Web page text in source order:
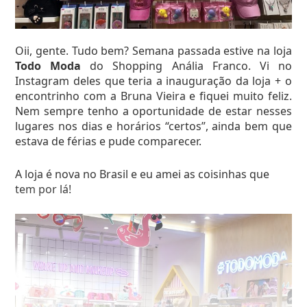
Achei esse planner super legal, estava R$ 29,90. Vi o
mesmo na Renner por R$ 49,90.
Oii, gente. Tudo bem? Semana passada estive na loja
Todo Moda do Shopping Anália Franco. Vi no
Instagram deles que teria a inauguração da loja + o
encontrinho com a Bruna Vieira e fiquei muito feliz.
Nem sempre tenho a oportunidade de estar nesses
lugares nos dias e horários “certos”, ainda bem que
estava de férias e pude comparecer.
A loja é nova no Brasil e eu amei as coisinhas que
tem por lá!